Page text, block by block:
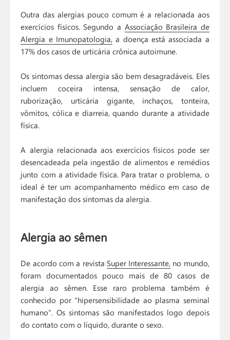
Outra das alergias pouco comum é a relacionada aos
exercícios físicos. Segundo a Associação Brasileira de
Alergia e Imunopatologia, a doença está associada a
17% dos casos de urticária crônica autoimune.
Os sintomas dessa alergia são bem desagradáveis. Eles
incluem coceira intensa, sensação de calor,
ruborização, urticária gigante, inchaços, tonteira,
vômitos, cólica e diarreia, quando durante a atividade
física.
A alergia relacionada aos exercícios físicos pode ser
desencadeada pela ingestão de alimentos e remédios
junto com a atividade física. Para tratar o problema, o
ideal é ter um acompanhamento médico em caso de
manifestação dos sintomas da alergia.
Alergia ao sêmen
De acordo com a revista Super Interessante, no mundo,
foram documentados pouco mais de 80 casos de
alergia ao sêmen. Esse raro problema também é
conhecido por “hipersensibilidade ao plasma seminal
humano”. Os sintomas são manifestados logo depois
do contato com o líquido, durante o sexo.